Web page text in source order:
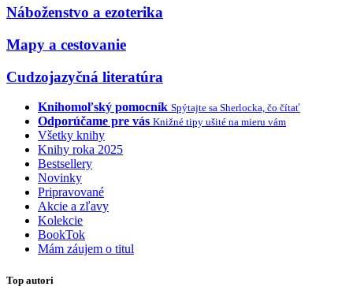
Náboženstvo a ezoterika
Mapy a cestovanie
Cudzojazyčná literatúra
Knihomoľský pomocník Spýtajte sa Sherlocka, čo čítať
Odporúčame pre vás Knižné tipy ušité na mieru vám
Všetky knihy
Knihy roka 2025
Bestsellery
Novinky
Pripravované
Akcie a zľavy
Kolekcie
BookTok
Mám záujem o titul
Top autori